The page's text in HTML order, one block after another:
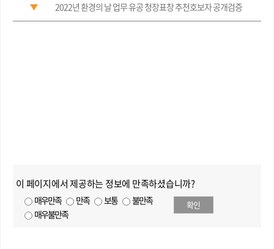
2022년 환경의 날 업무 유공 청장표창 추천호보자 공개검증
이 페이지에서 제공하는 정보에 만족하셨습니까?
매우만족 만족 보통
불만족
매우불만족
확인